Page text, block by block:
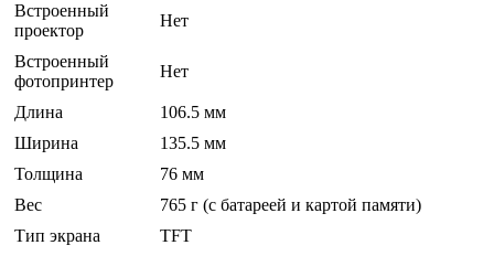
Встроенный
проектор
Нет
Встроенный
фотопринтер
Нет
Длина
106.5 мм
Ширина
135.5 мм
Толщина
76 мм
Вес
765 г (с батареей и картой памяти)
Тип экрана
TFT